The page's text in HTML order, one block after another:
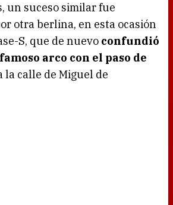
un suceso similar fue
otra berlina, en esta ocasión
S, que de nuevo confundió
arco con el paso de
la calle de Miguel de